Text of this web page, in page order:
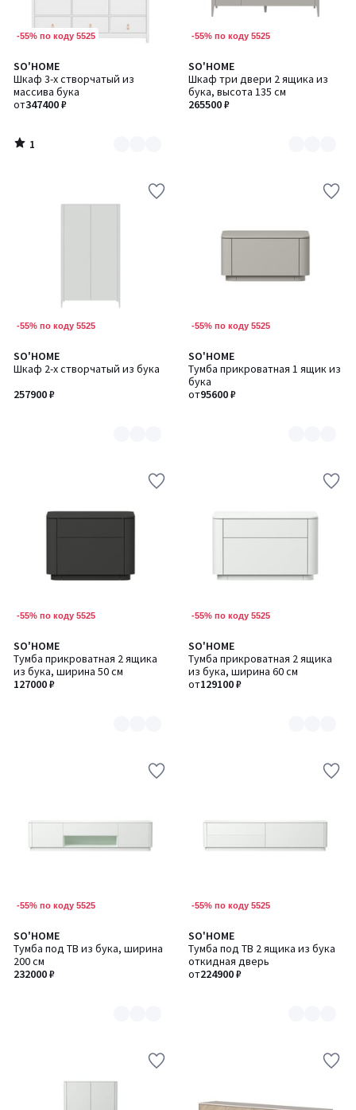
-55% по коду 5525
SO'HOME
Шкаф 3-х створчатый из
массива бука
от347400 ₽
1
/
5
Количество
цветов:
2
1
/
-55% по коду 5525
SO'HOME
Шкаф три двери 2 ящика из
бука, высота 135 см
265500 ₽
Количество
цветов:
6
-55% по коду 5525
SO'HOME
Шкаф 2-х створчатый из бука
257900 ₽
Количество
цветов:
6
-55% по коду 5525
SO'HOME
Тумба прикроватная 1 ящик из
бука
от95600 ₽
Количество
цветов:
6
-55% по коду 5525
SO'HOME
Тумба прикроватная 2 ящика
из бука, ширина 50 см
127000 ₽
Количество
цветов:
6
-55% по коду 5525
SO'HOME
Тумба прикроватная 2 ящика
из бука, ширина 60 см
от129100 ₽
Количество
цветов:
6
-55% по коду 5525
SO'HOME
Тумба под ТВ из бука, ширина
200 см
232000 ₽
Количество
цветов:
6
-55% по коду 5525
SO'HOME
Тумба под ТВ 2 ящика из бука
откидная дверь
от224900 ₽
Количество
цветов:
6